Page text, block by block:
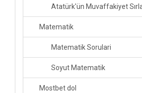
Atatürk'ün Muvaffakiyet
Matematik
Matematik Sorulari
Soyut Matematik
Mostbet dol